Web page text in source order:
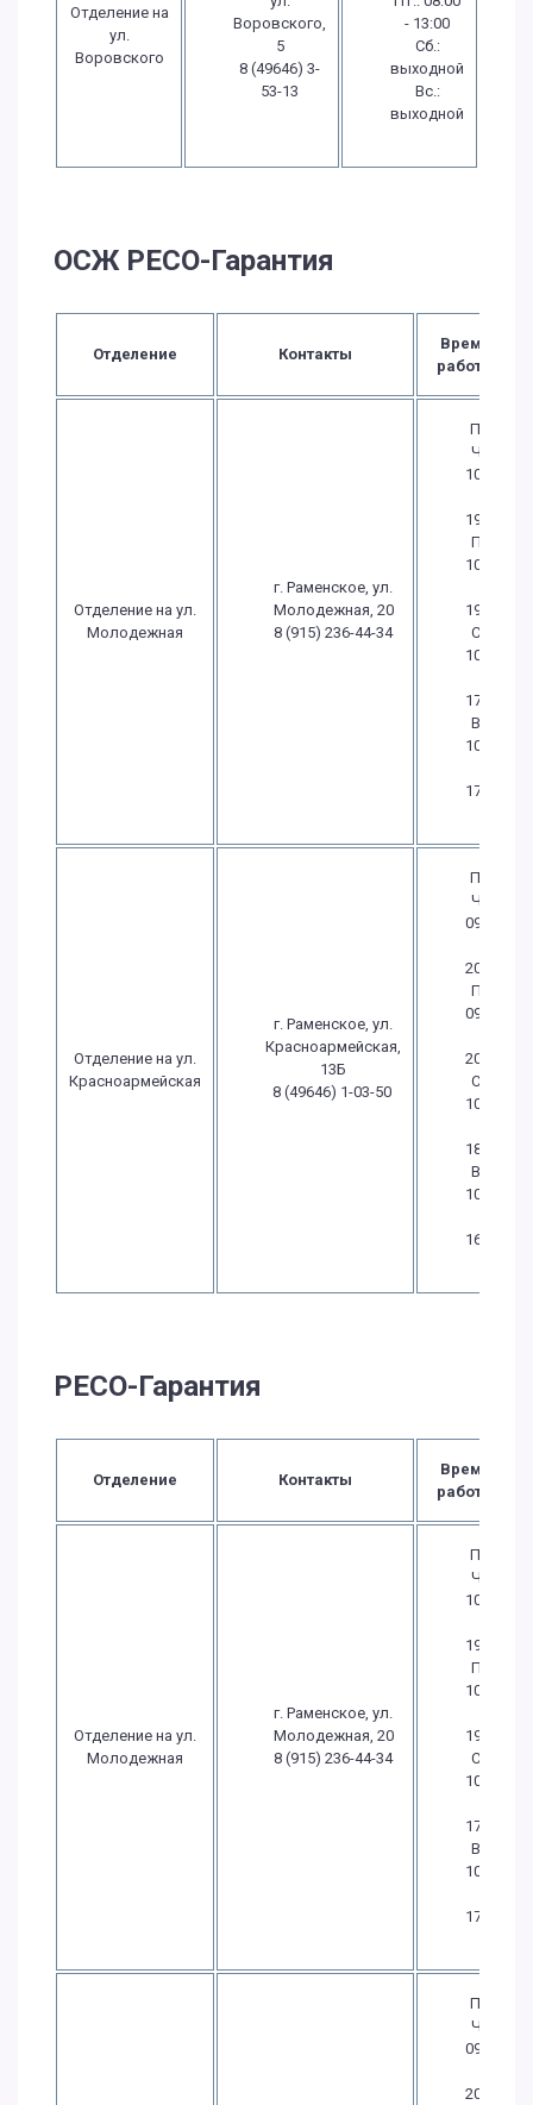
Отделение на
ул.
Воровского
Воровского,
5
8 (49646) 3-
53-13
- 13:00
Сб.:
выходной
Вс.:
выходной
ОСЖ РЕСО-Гарантия
Отделение Контакты
Время
работы
Отделение на ул.
Молодежная
г. Раменское, ул.
Молодежная, 20
8 (915) 236-44-34
Пн.-
Чт.:
10:00
19:00
Пт.:
10:00
19:00
Сб.:
10:00
17:00
Вс.:
10:00
17:00
Отделение на ул.
Красноармейская
г. Раменское, ул.
Красноармейская,
13Б
8 (49646) 1-03-50
Пн.-
Чт.:
09:30
20:00
Пт.:
09:30
20:00
Сб.:
10:00
18:00
Вс.:
10:00
16:00
РЕСО-Гарантия
Отделение Контакты
Время
работы
Отделение на ул.
Молодежная
г. Раменское, ул.
Молодежная, 20
8 (915) 236-44-34
Пн.-
Чт.:
10:00
19:00
Пт.:
10:00
19:00
Сб.:
10:00
17:00
Вс.:
10:00
17:00
Пн.-
Чт.:
09:30
20:00